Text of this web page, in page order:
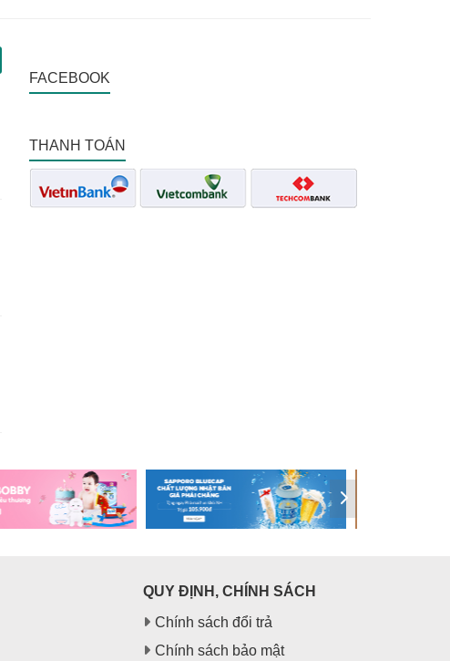
FACEBOOK
THANH TOÁN
QUY ĐỊNH, CHÍNH SÁCH
Chính sách đổi trả
Chính sách bảo mật